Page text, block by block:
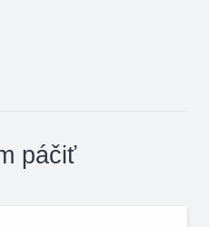
páčiť